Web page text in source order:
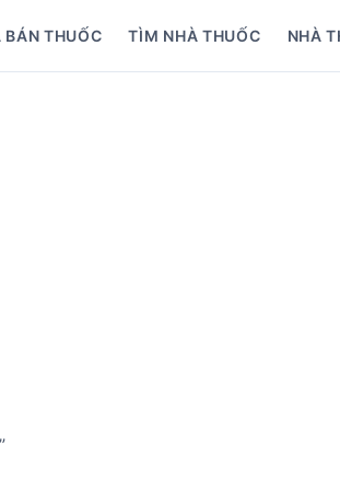
BÁN THUỐC TÌM NHÀ THUỐC NHÀ